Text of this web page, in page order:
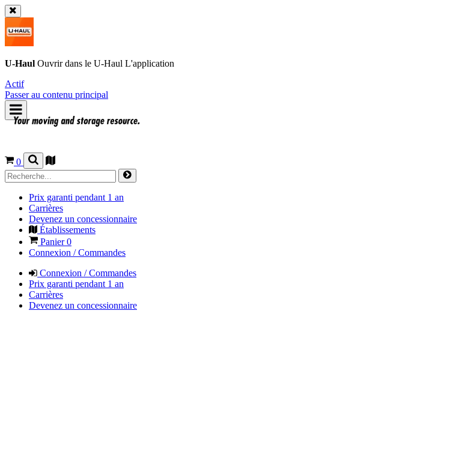
U-Haul Ouvrir dans le U-Haul L'application
Actif
Passer au contenu principal
0
Prix garanti pendant 1 an
Carrières
Devenez un concessionnaire
Établissements
Panier0
Connexion / Commandes
Connexion / Commandes
Prix garanti pendant 1 an
Carrières
Devenez un concessionnaire